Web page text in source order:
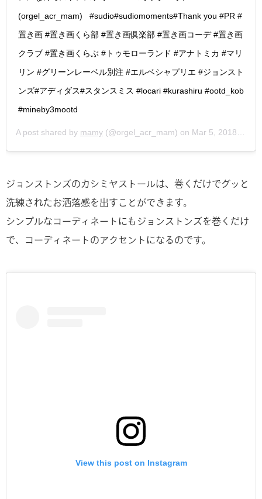
(orgel_acr_mam) ㅤㅤㅤㅤㅤㅤㅤㅤㅤㅤㅤㅤㅤ ㅤㅤㅤㅤㅤㅤㅤㅤㅤㅤㅤㅤㅤ #sudio#sudiomoments#Thank you #PR #
置き画 #置き画くら部 #置き画倶楽部 #置き画コーデ #置き画
クラブ #置き画くらぶ #トゥモローランド #アナトミカ #マリ
リン #グリーンレーベル別注 #エルベシャプリエ #ジョンスト
ンズ#アディダス#スタンスミス #locari #kurashiru #ootd_kob
#mineby3mootd
A post shared by mamy (@orgel_acr_mam) on Mar 5, 2018 at 6:11pm PST
ジョンストンズのカシミヤストールは、巻くだけでグッと
洗練されたお洒落感を出すことができます。
シンプルなコーディネートにもジョンストンズを巻くだけ
で、コーディネートのアクセントになるのです。
View this post on Instagram